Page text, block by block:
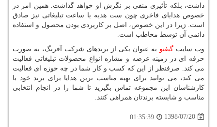
داشت، بلکه تأثیری منفی بر نگرش او خواهد گذاشت. همین امر در
خصوص هدایای فاخری چون ست هدیه یا ساعت تبلیغاتی نیز صادق
است. زیرا در این خصوص، اصل بر کاربردی بودن محصول و استفاده
دائمی آن توسط مخاطب است.
وب سایت گیفتو به عنوان یکی از برندهای شرکت آفرنگ، به صورت
حرفه ای در زمینه عرضه و مشاره انواع محصولات تبلیغاتی فعالیت
می کند. صرفنظر از این که کسب و کار شما در چه حوزه ای فعالیت
می کند، می توانید برای تهیه مناسب ترین هدایا برای برند خود با
کارشناسان این مجموعه تماس بگیرید تا شما را در انجام انتخابی
مناسب و شایسته برندتان همراهی کنند.
1398/07/20
01:35:39